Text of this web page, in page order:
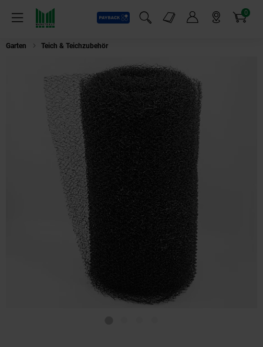
Menü
Payback
Suchfeld einblenden
Markt-Angebote 0
Artikel
Garten Teich & Teichzubehör